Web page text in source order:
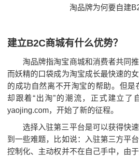
淘品牌为何要自建
建立B2C商城有什么优势？
淘品牌指淘宝商城和消费者共同
而妖精的口袋成为淘宝成长最快速的
的成功自然离不开淘宝的帮助。但是
却跟着“出淘”的潮流，正式建立了
yaojing.com，开始了新的征程。
选择入驻第三平台是可以获得快
到一些难题，比如说：入驻第三方平
控制化、主动权并不在自己手中，由